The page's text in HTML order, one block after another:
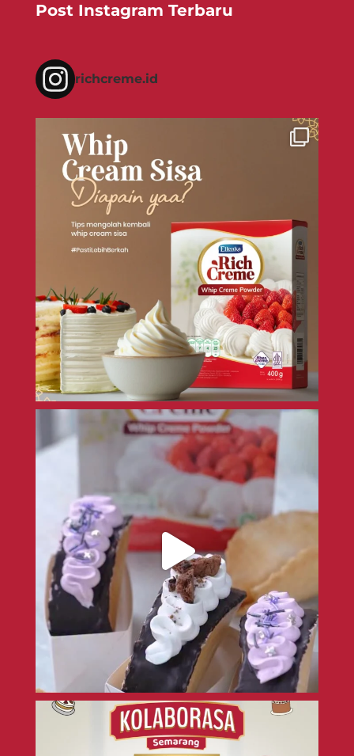
Post Instagram Terbaru
richcreme.id